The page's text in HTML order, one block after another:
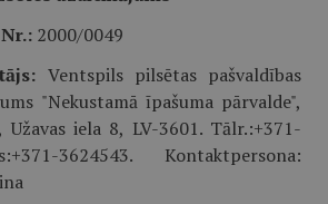
2000/0049
Ventspils pilsētas pašvaldības
"Nekustamā īpašuma pārvalde",
iela 8, LV-3601. Tālr.:+371-
3624543. Kontaktpersona: